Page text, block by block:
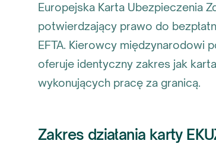
Europejska Karta Ubezpieczenia
potwierdzający prawo do
EFTA. Kierowcy międzynarodowi
oferuje identyczny zakres jak
wykonujących pracę za granicą.
Zakres działania karty